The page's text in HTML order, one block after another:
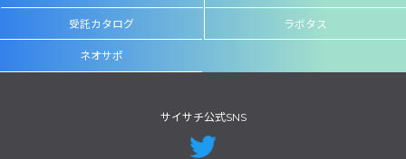
受託カタログ ラボタス
ネオサポ
サイサチ公式SNS